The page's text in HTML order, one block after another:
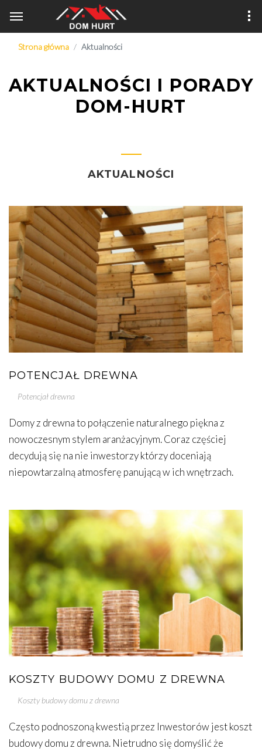
Strona główna Aktualności
AKTUALNOŚCI I PORADY
DOM-HURT
AKTUALNOŚCI
POTENCJAŁ DREWNA
Potencjał drewna
Domy z drewna to połączenie naturalnego piękna z
nowoczesnym stylem aranżacyjnym. Coraz częściej
decydują się na nie inwestorzy którzy doceniają
niepowtarzalną atmosferę panującą w ich wnętrzach.
KOSZTY BUDOWY DOMU Z DREWNA
Koszty budowy domu z drewna
Często podnoszoną kwestią przez Inwestorów jest koszt
budowy domu z drewna. Nietrudno się domyślić że